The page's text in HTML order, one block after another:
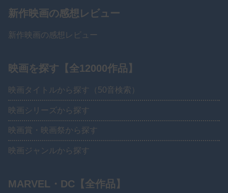
新作映画の感想レビュー
新作映画の感想レビュー
映画を探す【全12000作品】
映画タイトルから探す（50音検索）
映画シリーズから探す
映画賞・映画祭から探す
映画ジャンルから探す
MARVEL・DC【全作品】